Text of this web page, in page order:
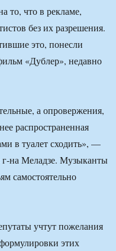
то, что в рекламе,
без их разрешения.
это, понесли
«Дублер», недавно
а опровержения,
распространенная
в туалет сходить», —
г‑на Меладзе. Музыканты
самостоятельно
учтут пожелания
этих